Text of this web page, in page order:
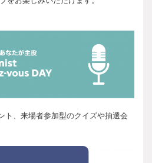
ト、来場者参加型のクイズや抽選会